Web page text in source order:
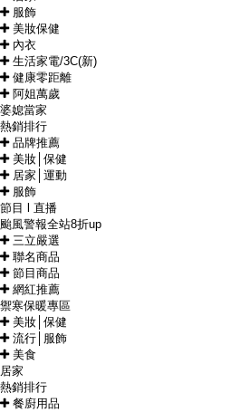
服飾
美妝保健
內衣
生活家電/3C(新)
健康零距離
阿姐萬歲
婆媳當家
熱銷排行
品牌推薦
美妝│保健
居家│運動
服飾
節目 l 直播
颱風警報全站8折up
三立嚴選
聯名商品
節目商品
網紅推薦
禦寒保暖專區
美妝│保健
流行│服飾
美食
居家
熱銷排行
餐廚用品